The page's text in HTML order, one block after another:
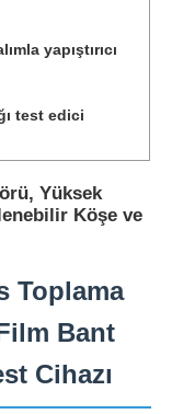
yapıştırıcı
test edici
Yüksek
Köşe ve
Toplama
Bant
Cihazı